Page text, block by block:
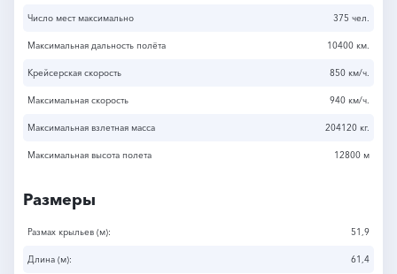
Число мест максимально 375 чел.
Максимальная дальность полёта 10400 км.
Крейсерская скорость 850 км/ч.
Максимальная скорость 940 км/ч.
Максимальная взлетная масса 204120 кг.
Максимальная высота полета 12800 м
Размеры
Размах крыльев (м): 51,9
Длина (м): 61,4